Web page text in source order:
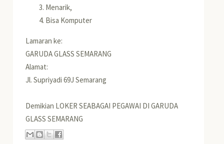
Menarik,
Bisa Komputer
Lamaran ke:
GARUDA GLASS SEMARANG
Alamat:
Jl. Supriyadi 69J Semarang
Demikian LOKER SEABAGAI PEGAWAI DI GARUDA
GLASS SEMARANG